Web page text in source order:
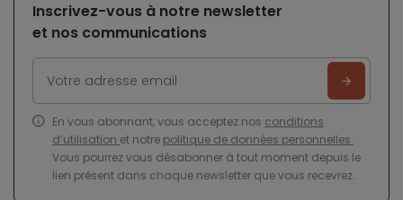
Inscrivez-vous à notre newsletter
et nos communications
En vous abonnant, vous acceptez nos conditions
d’utilisation et notre politique de données personnelles .
Vous pourrez vous désabonner à tout moment depuis le
lien présent dans chaque newsletter que vous recevrez.